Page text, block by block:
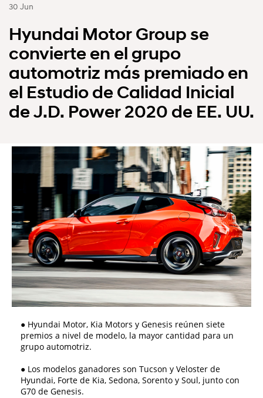
30 Jun
Hyundai Motor Group se
convierte en el grupo
automotriz más premiado en
el Estudio de Calidad Inicial
de J.D. Power 2020 de EE. UU.
● Hyundai Motor, Kia Motors y Genesis reúnen siete
premios a nivel de modelo, la mayor cantidad para un
grupo automotriz.
● Los modelos ganadores son Tucson y Veloster de
Hyundai, Forte de Kia, Sedona, Sorento y Soul, junto con
G70 de Genesis.